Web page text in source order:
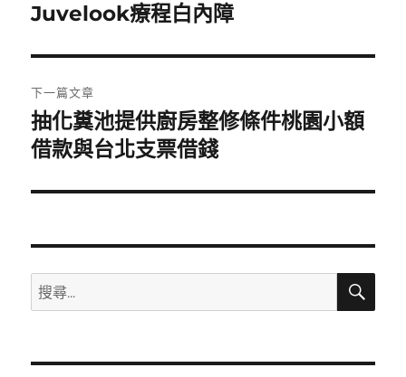
導
覽
一
文
章:
Juvelook療程白內障
下一篇文章
下
一
文
抽化糞池提供廚房整修條件桃園小額
借款與台北支票借錢
搜
尋
鍵
搜